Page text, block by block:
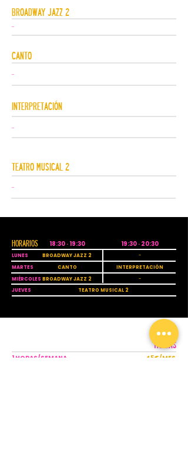
BROADWAY JAZZ 2
-
CANTO
-
INTERPRETACIÓN
-
TEATRO MUSICAL 2
-
HORARIOS 18:30 · 19:30 19:30 · 20:30
LUNES BROADWAY JAZZ 2
-
MARTES
CANTO
INTERPRETACIÓN
MIÉRCOLES BROADWAY JAZZ 2
-
JUEVES
TEATRO MUSICAL 2
TARIFAS
1 HORAS/SEMANA
45€/MES